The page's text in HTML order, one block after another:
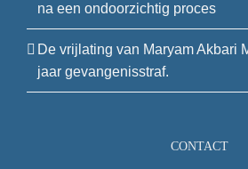
na een ondoorzichtig proces
De vrijlating van Maryam Akbari
jaar gevangenisstraf.
CONTACT